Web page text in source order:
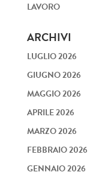
LAVORO
ARCHIVI
LUGLIO 2026
GIUGNO 2026
MAGGIO 2026
APRILE 2026
MARZO 2026
FEBBRAIO 2026
GENNAIO 2026